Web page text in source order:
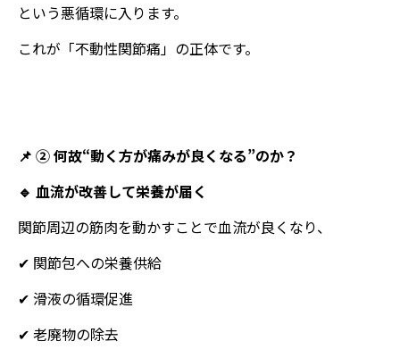
という悪循環に入ります。
これが「不動性関節痛」の正体です。
📌 ② 何故“動く方が痛みが良くなる”のか？
🔹 血流が改善して栄養が届く
関節周辺の筋肉を動かすことで血流が良くなり、
✔ 関節包への栄養供給
✔ 滑液の循環促進
✔ 老廃物の除去